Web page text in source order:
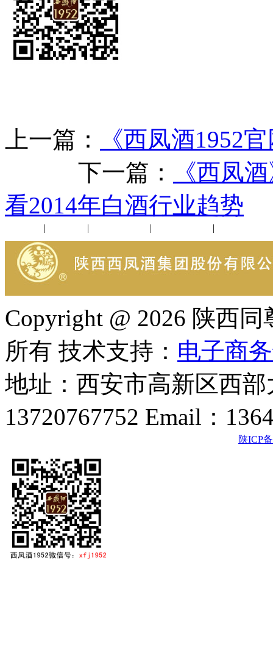
上一篇：
《西凤酒1952
下一篇：
《西凤
看2014年白酒行业趋势
| | | |
Copyright @ 2026 陕西
所有 技术支持： 电子商
地址：西安市高新区西
13720767752 Email：
陕ICP